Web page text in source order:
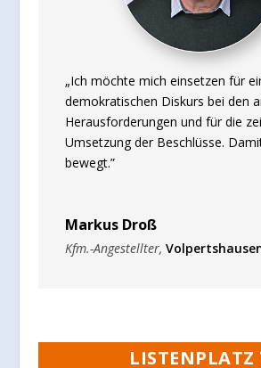
„Ich möchte mich einsetzen für
demokratischen Diskurs bei den
Herausforderungen und für die
Umsetzung der Beschlüsse.
bewegt.”
Markus Droß
Kfm.-Angestellter,
LISTENPLATZ